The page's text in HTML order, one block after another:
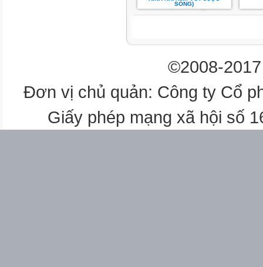
SỐNG)
©2008-
Đơn vị chủ quản: Công ty Cổ
Giấy phép mạng xã hội số